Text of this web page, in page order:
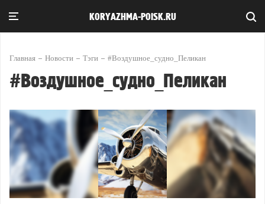
KORYAZHMA-POISK.RU
Главная Новости Тэги #Воздушное_судно_Пеликан
#Воздушное_судно_Пеликан